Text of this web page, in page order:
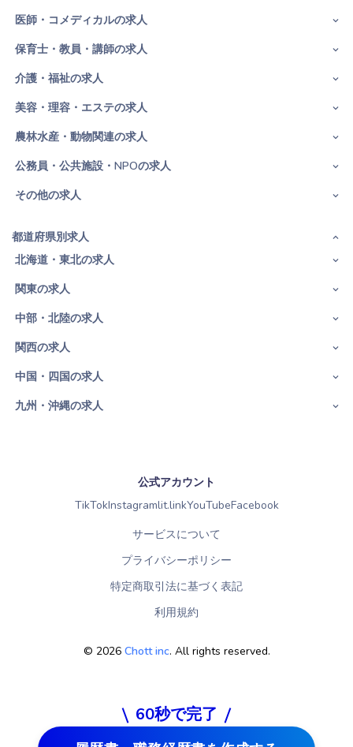
60秒で完了
医師・コメディカルの求人
保育士・教員・講師の求人
介護・福祉の求人
美容・理容・エステの求人
農林水産・動物関連の求人
公務員・公共施設・NPOの求人
その他の求人
都道府県別求人
北海道・東北の求人
関東の求人
中部・北陸の求人
関西の求人
中国・四国の求人
九州・沖縄の求人
公式アカウント
TikTokInstagramlit.linkYouTubeFacebook
サービスについて
プライバシーポリシー
特定商取引法に基づく表記
利用規約
© 2026 Chott inc. All rights reserved.